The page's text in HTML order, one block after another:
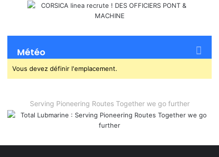
Météo
Vous devez définir l'emplacement.
Serving Pioneering Routes Together we go further